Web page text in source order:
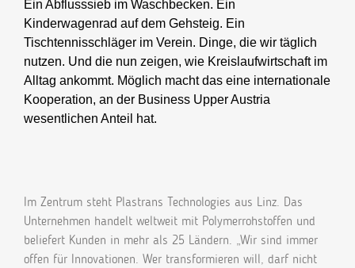
Ein Abflusssieb im Waschbecken. Ein
Kinderwagenrad auf dem Gehsteig. Ein
Tischtennisschläger im Verein. Dinge, die wir täglich
nutzen. Und die nun zeigen, wie Kreislaufwirtschaft im
Alltag ankommt. Möglich macht das eine internationale
Kooperation, an der Business Upper Austria
wesentlichen Anteil hat.
Im Zentrum steht Plastrans Technologies aus Linz. Das
Unternehmen handelt weltweit mit Polymerrohstoffen und
beliefert Kunden in mehr als 25 Ländern. „Wir sind immer
offen für Innovationen. Wer transformieren will, darf nicht